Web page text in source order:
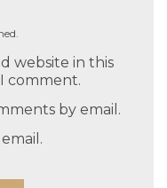
website in this
comment.
by email.